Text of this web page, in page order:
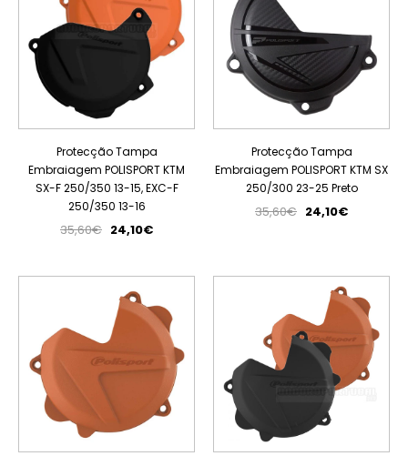
Protecção Tampa
Embraiagem POLISPORT KTM
SX-F 250/350 13-15, EXC-F
250/350 13-16
35,60€ 24,10€
Protecção Tampa
Embraiagem POLISPORT KTM SX
250/300 23-25 Preto
35,60€ 24,10€
PROMOÇÃO